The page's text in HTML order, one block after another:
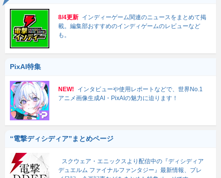
8/4更新 インディーゲーム関連のニュースをまとめて掲
載。編集部おすすめのインディゲームのレビューなど
も。
PixAI特集
NEW!
インタビューや使用レポートなどで、世界No.1
アニメ画像生成AI・PixAIの魅力に迫ります！
“電撃ディシディア”まとめページ
スクウェア・エニックスより配信中の『ディシディア
デュエルム ファイナルファンタジー』最新情報、プレ